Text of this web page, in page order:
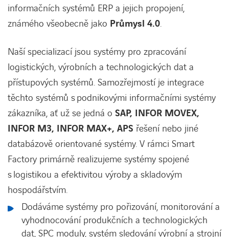
informačních systémů ERP a jejich propojení,
známého všeobecně jako Průmysl 4.0.
Naší specializací jsou systémy pro zpracování
logistických, výrobních a technologických dat a
přístupových systémů. Samozřejmostí je integrace
těchto systémů s podnikovými informačními systémy
zákazníka, ať už se jedná o SAP, INFOR MOVEX,
INFOR M3, INFOR MAX+, APS řešení nebo jiné
databázově orientované systémy. V rámci Smart
Factory primárně realizujeme systémy spojené
s logistikou a efektivitou výroby a skladovým
hospodářstvím.
Dodáváme systémy pro pořizování, monitorování a
vyhodnocování produkčních a technologických
dat, SPC moduly, systém sledování výrobní a strojní